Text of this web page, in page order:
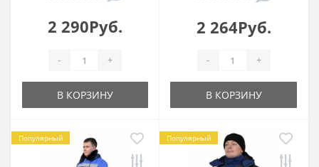
2 290Руб.
- +
В КОРЗИНУ
2 264Руб.
- +
В КОРЗИНУ
Популярный Популярный